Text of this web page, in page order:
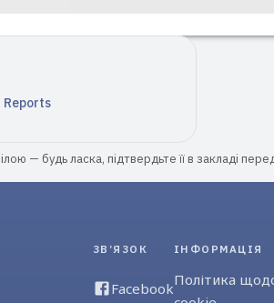
— будь ласка, підтвердьте її в закладі
ЗВ’ЯЗОК
Facebook
ІНФОРМАЦІЯ
Політика